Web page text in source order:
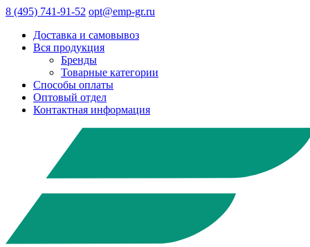
8 (495) 741-91-52 opt@emp-gr.ru
Доставка и самовывоз
Вся продукция
Бренды
Товарные категории
Способы оплаты
Оптовый отдел
Контактная информация